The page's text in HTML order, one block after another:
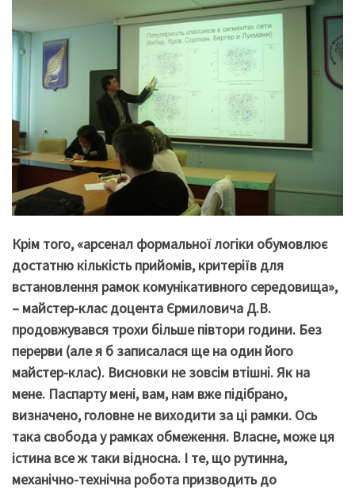
Крім того, «арсенал формальної логіки обумовлює
достатню кількість прийомів, критеріїв для
встановлення рамок комунікативного середовища»,
– майстер-клас доцента Єрмиловича Д.В.
продовжувався трохи більше півтори години. Без
перерви (але я б записалася ще на один його
майстер-клас). Висновки не зовсім втішні. Як на
мене. Паспарту мені, вам, нам вже підібрано,
визначено, головне не виходити за ці рамки. Ось
така свобода у рамках обмеження. Власне, може ця
істина все ж таки відносна. І те, що рутинна,
механічно-технічна робота призводить до